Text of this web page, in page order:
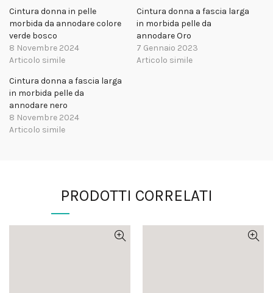
Cintura donna in pelle
morbida da annodare colore
verde bosco
8 Novembre 2024
Articolo simile
Cintura donna a fascia larga
in morbida pelle da
annodare Oro
7 Gennaio 2023
Articolo simile
Cintura donna a fascia larga
in morbida pelle da
annodare nero
8 Novembre 2024
Articolo simile
PRODOTTI CORRELATI